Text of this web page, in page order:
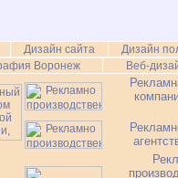
Дизайн сайта
Дизайн
Воронеж
Веб-